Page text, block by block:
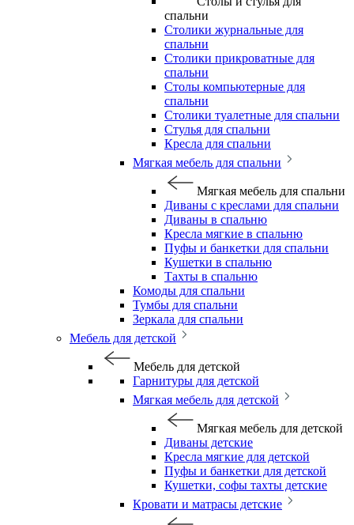
спальни
Столики журнальные для
спальни
Столики прикроватные для
спальни
Столы компьютерные для
спальни
Столики туалетные для спальни
Стулья для спальни
Кресла для спальни
Мягкая мебель для спальни
Мягкая мебель для спальни
Диваны с креслами для спальни
Диваны в спальню
Кресла мягкие в спальню
Пуфы и банкетки для спальни
Кушетки в спальню
Тахты в спальню
Комоды для спальни
Тумбы для спальни
Зеркала для спальни
Мебель для детской
Мебель для детской
Гарнитуры для детской
Мягкая мебель для детской
Мягкая мебель для детской
Диваны детские
Кресла мягкие для детской
Пуфы и банкетки для детской
Кушетки, софы тахты детские
Кровати и матрасы детские